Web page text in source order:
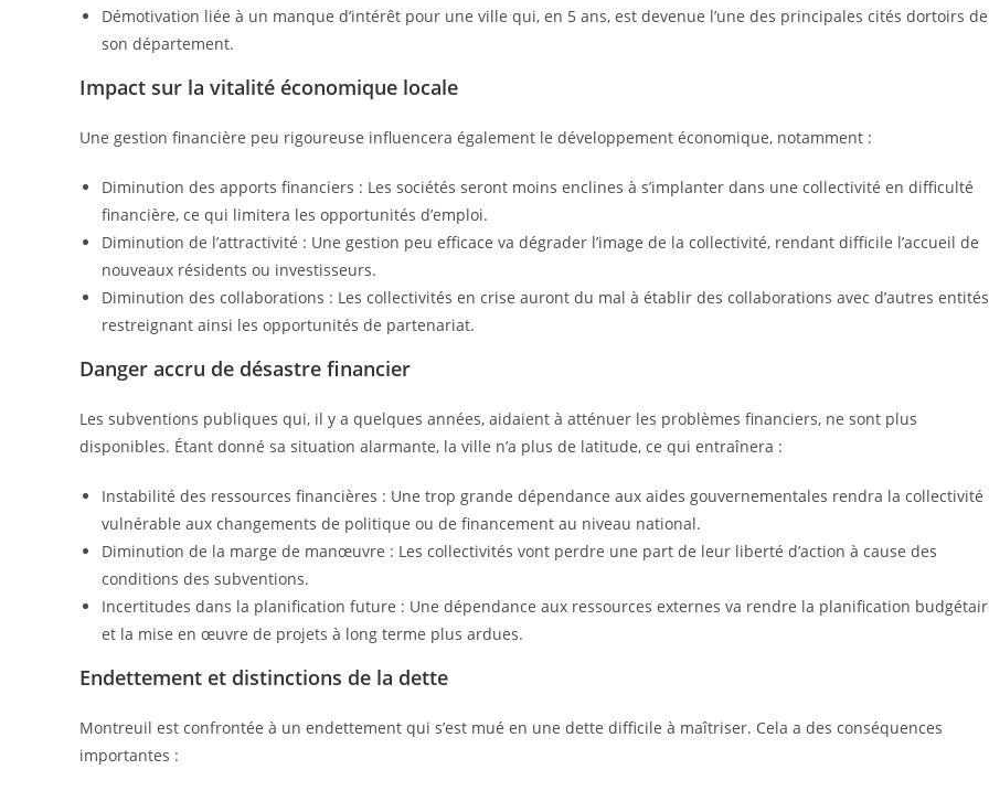
Démotivation liée à un manque d’intérêt pour une ville qui, en 5 ans, est devenue l’une des principales cités dortoirs de
son département.
Impact sur la vitalité économique locale
Une gestion financière peu rigoureuse influencera également le développement économique, notamment :
Diminution des apports financiers : Les sociétés seront moins enclines à s’implanter dans une collectivité en difficulté
financière, ce qui limitera les opportunités d’emploi.
Diminution de l’attractivité : Une gestion peu efficace va dégrader l’image de la collectivité, rendant difficile l’accueil de
nouveaux résidents ou investisseurs.
Diminution des collaborations : Les collectivités en crise auront du mal à établir des collaborations avec d’autres
restreignant ainsi les opportunités de partenariat.
Danger accru de désastre financier
Les subventions publiques qui, il y a quelques années, aidaient à atténuer les problèmes financiers, ne sont plus
disponibles. Étant donné sa situation alarmante, la ville n’a plus de latitude, ce qui entraînera :
Instabilité des ressources financières : Une trop grande dépendance aux aides gouvernementales rendra la collectivité
vulnérable aux changements de politique ou de financement au niveau national.
Diminution de la marge de manœuvre : Les collectivités vont perdre une part de leur liberté d’action à cause des
conditions des subventions.
Incertitudes dans la planification future : Une dépendance aux ressources externes va rendre la planification
et la mise en œuvre de projets à long terme plus ardues.
Endettement et distinctions de la dette
Montreuil est confrontée à un endettement qui s’est mué en une dette difficile à maîtriser. Cela a des conséquences
importantes :